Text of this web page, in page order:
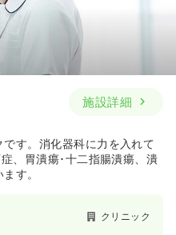
施設詳細
す。消化器科に力を入れて
、胃潰瘍･十二指腸潰瘍、潰
す。
クリニック